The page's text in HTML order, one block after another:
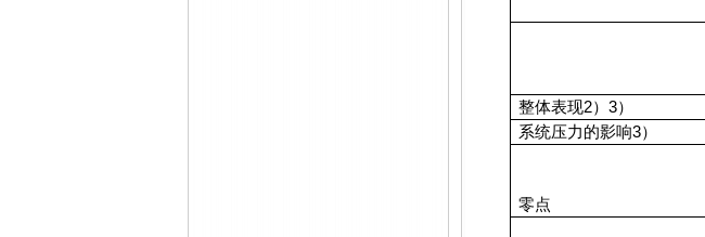
整体表现2） 3）
系统压力的影响3）
零点